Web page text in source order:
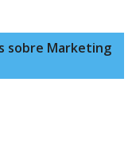
sobre Marketing